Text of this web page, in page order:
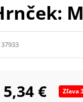
37933
5,34 € Zľava